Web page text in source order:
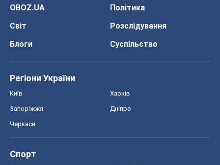
OBOZ.UA
Політика
Світ
Розслідування
Блоги
Суспільство
Регіони України
Київ Харків
Запоріжжя Дніпро
Черкаси
Спорт